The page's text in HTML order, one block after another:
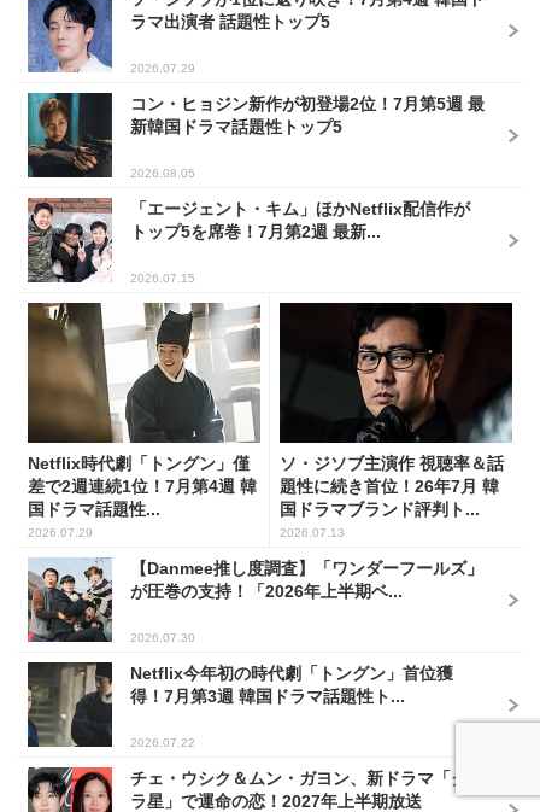
ラマ出演者 話題性トップ5
2026.07.29
コン・ヒョジン新作が初登場2位！7月第5週 最
新韓国ドラマ話題性トップ5
2026.08.05
「エージェント・キム」ほかNetflix配信作が
トップ5を席巻！7月第2週 最新...
2026.07.15
Netflix時代劇「トングン」僅
差で2週連続1位！7月第4週 韓
国ドラマ話題性...
2026.07.29
ソ・ジソブ主演作 視聴率＆話
題性に続き首位！26年7月 韓
国ドラマブランド評判ト...
2026.07.13
【Danmee推し度調査】「ワンダーフールズ」
が圧巻の支持！「2026年上半期ベ...
2026.07.30
Netflix今年初の時代劇「トングン」首位獲
得！7月第3週 韓国ドラマ話題性ト...
2026.07.22
チェ・ウシク＆ムン・ガヨン、新ドラマ「クジ
ラ星」で運命の恋！2027年上半期放送